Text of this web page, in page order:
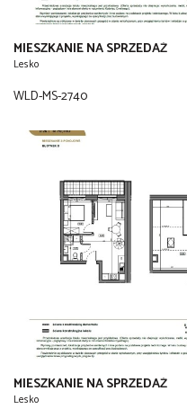
MIESZKANIE NA SPRZEDAŻ
Lesko
WLD-MS-2740
MIESZKANIE NA SPRZEDAŻ
Lesko